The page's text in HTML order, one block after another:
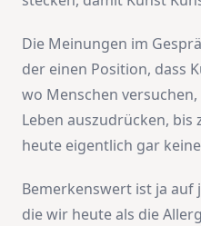
Die Meinungen im
der einen Position, dass
wo Menschen
Leben auszudrücken, bis
heute eigentlich gar
Bemerkenswert ist ja auf
die wir heute als die